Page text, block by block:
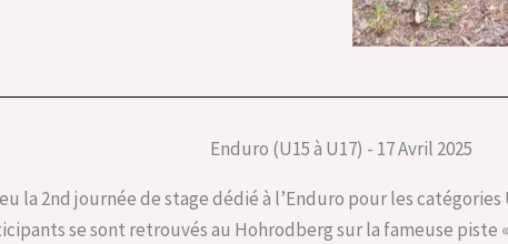
Enduro (U15 à U17) - 17 Avril 2025
la 2nd journée de stage dédié à l’Enduro pour les
se sont retrouvés au Hohrodberg sur la fameuse